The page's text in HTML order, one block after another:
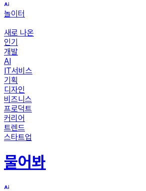
놀이터
새로 나온
인기
개발
AI
IT서비스
기획
디자인
비즈니스
프로덕트
커리어
트렌드
스타트업
물어봐